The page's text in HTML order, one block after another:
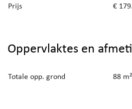
Prijs €
Oppervlaktes en
Totale opp. grond 88 m²